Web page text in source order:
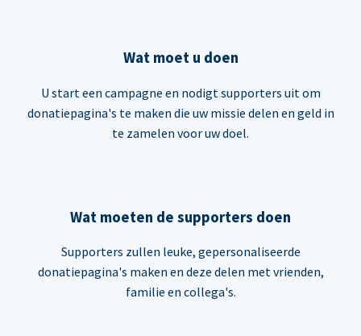
Wat moet u doen
U start een campagne en nodigt supporters uit om
donatiepagina's te maken die uw missie delen en geld in
te zamelen voor uw doel.
Wat moeten de supporters doen
Supporters zullen leuke, gepersonaliseerde
donatiepagina's maken en deze delen met vrienden,
familie en collega's.